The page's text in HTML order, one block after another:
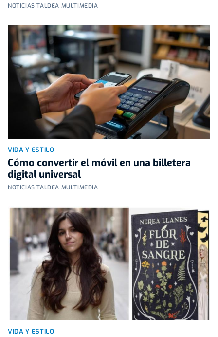
NOTICIAS TALDEA MULTIMEDIA
VIDA Y ESTILO
Cómo convertir el móvil en una billetera
digital universal
NOTICIAS TALDEA MULTIMEDIA
VIDA Y ESTILO